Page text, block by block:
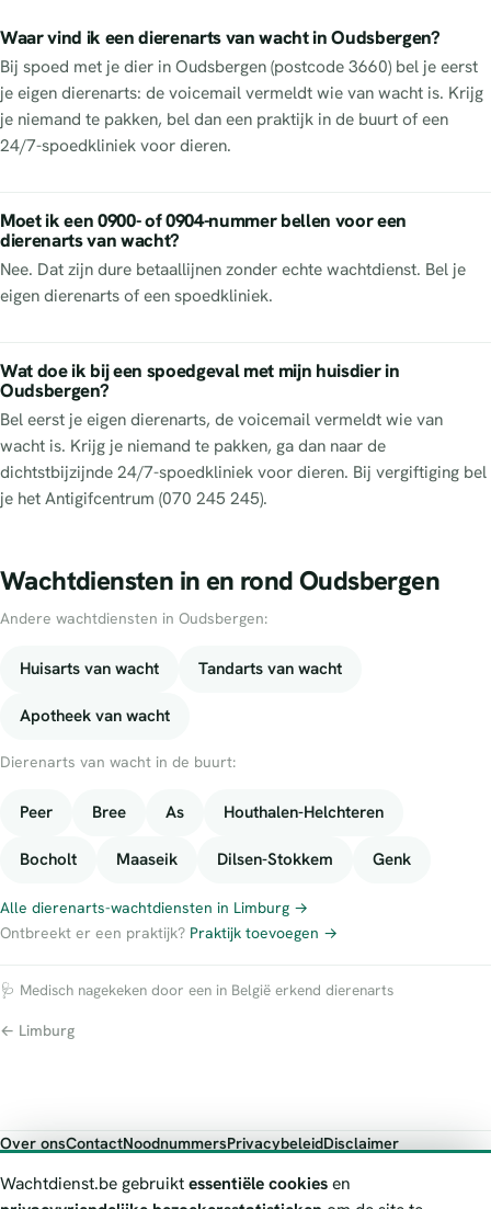
Waar vind ik een dierenarts van wacht in Oudsbergen?
Bij spoed met je dier in Oudsbergen (postcode 3660) bel je eerst
je eigen dierenarts: de voicemail vermeldt wie van wacht is. Krijg
je niemand te pakken, bel dan een praktijk in de buurt of een
24/7-spoedkliniek voor dieren.
Moet ik een 0900- of 0904-nummer bellen voor een
dierenarts van wacht?
Nee. Dat zijn dure betaallijnen zonder echte wachtdienst. Bel je
eigen dierenarts of een spoedkliniek.
Wat doe ik bij een spoedgeval met mijn huisdier in
Oudsbergen?
Bel eerst je eigen dierenarts, de voicemail vermeldt wie van
wacht is. Krijg je niemand te pakken, ga dan naar de
dichtstbijzijnde 24/7-spoedkliniek voor dieren. Bij vergiftiging bel
je het Antigifcentrum (070 245 245).
Wachtdiensten in en rond Oudsbergen
Andere wachtdiensten in Oudsbergen:
Huisarts van wacht Tandarts van wacht
Apotheek van wacht
Dierenarts van wacht in de buurt:
Peer Bree As Houthalen-Helchteren
Bocholt Maaseik Dilsen-Stokkem Genk
Alle dierenarts-wachtdiensten in Limburg →
Ontbreekt er een praktijk? Praktijk toevoegen →
🩺 Medisch nagekeken door een in België erkend dierenarts
← Limburg
Over onsContactNoodnummersPrivacybeleidDisclaimer
Wachtdienst.be gebruiktessentiële cookiesen